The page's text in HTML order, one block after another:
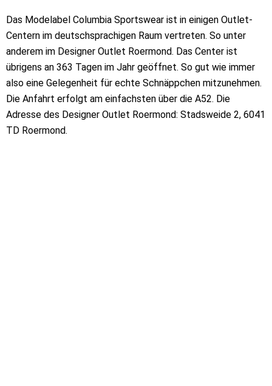
Das Modelabel Columbia Sportswear ist in einigen Outlet-
Centern im deutschsprachigen Raum vertreten. So unter
anderem im Designer Outlet Roermond. Das Center ist
übrigens an 363 Tagen im Jahr geöffnet. So gut wie immer
also eine Gelegenheit für echte Schnäppchen mitzunehmen.
Die Anfahrt erfolgt am einfachsten über die A52. Die
Adresse des Designer Outlet Roermond: Stadsweide 2, 6041
TD Roermond.